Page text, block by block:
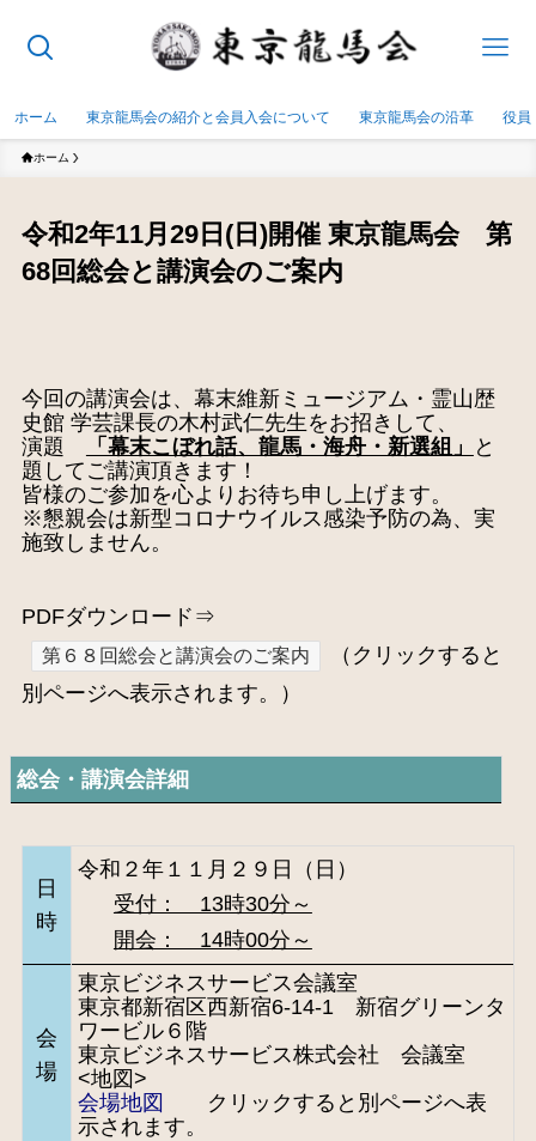
ホーム 東京龍馬会の紹介と会員入会について 東京龍馬会の沿革 役員
ホーム
令和2年11月29日(日)開催 東京龍馬会 第
68回総会と講演会のご案内
今回の講演会は、幕末維新ミュージアム・霊山歴
史館 学芸課長の木村武仁先生をお招きして、
演題
「幕末こぼれ話、⿓⾺・海⾈・新選組」
と
題してご講演頂きます！
皆様のご参加を心よりお待ち申し上げます。
※懇親会は新型コロナウイルス感染予防の為、実
施致しません。
PDFダウンロード⇒
第６８回総会と講演会のご案内
（クリックすると
別ページへ表示されます。）
総会・講演会詳細
日
時
令和２年１１月２９日（日）
受付： 13時30分～
開会： 14時00分～
会
場
東京ビジネスサービス会議室
東京都新宿区西新宿6-14-1 新宿グリーンタ
ワービル６階
東京ビジネスサービス株式会社 会議室
<地図>
会場地図
クリックすると別ページへ表
示されます。